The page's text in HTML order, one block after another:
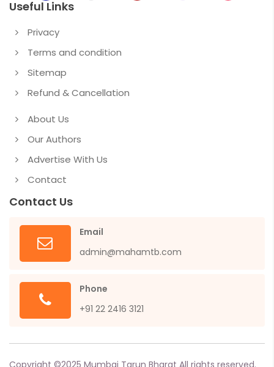
Useful Links
Privacy
Terms and condition
Sitemap
Refund & Cancellation
About Us
Our Authors
Advertise With Us
Contact
Contact Us
Email
admin@mahamtb.com
Phone
+91 22 2416 3121
Copyright ©2025 Mumbai Tarun Bharat All rights reserved.